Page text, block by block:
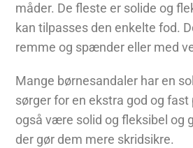
måder. De fleste er solide og
kan tilpasses den enkelte fod.
remme og spænder eller med
Mange børnesandaler har en
sørger for en ekstra god og
også være solid og fleksibel og
der gør dem mere skridsikre.